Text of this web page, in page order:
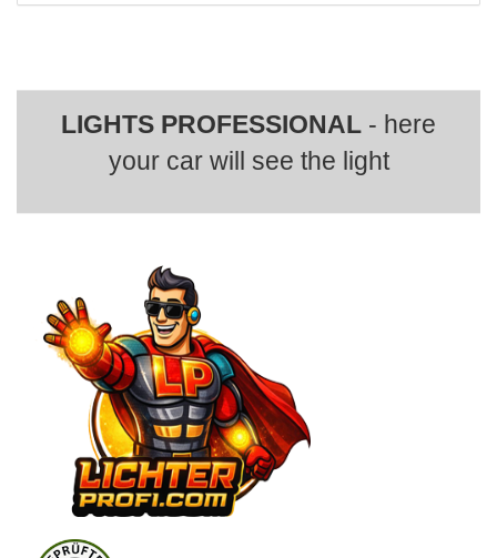
LIGHTS PROFESSIONAL - here
your car will see the light